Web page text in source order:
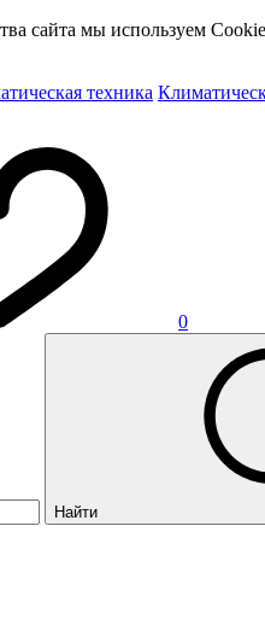
сайта мы используем
0
Найти